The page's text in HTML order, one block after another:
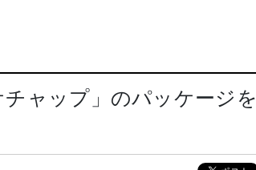
チャップ」のパッケージを